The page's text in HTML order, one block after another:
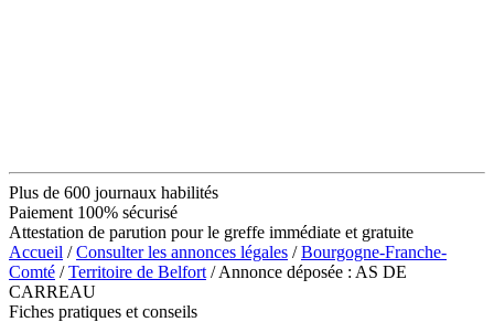
Plus de 600 journaux habilités
Paiement 100% sécurisé
Attestation de parution pour le greffe immédiate et gratuite
Accueil /Consulter les annonces légales /Bourgogne-Franche-
Comté /Territoire de Belfort / Annonce déposée : AS DE
CARREAU
Fiches pratiques et conseils